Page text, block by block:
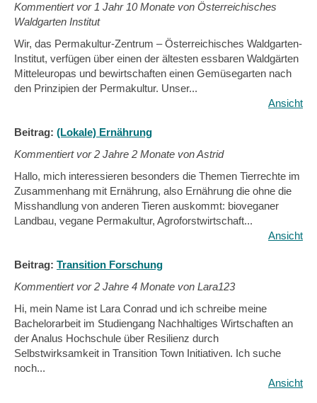
Kommentiert vor 1 Jahr 10 Monate von Österreichisches
Waldgarten Institut
Wir, das Permakultur-Zentrum – Österreichisches Waldgarten-
Institut, verfügen über einen der ältesten essbaren Waldgärten
Mitteleuropas und bewirtschaften einen Gemüsegarten nach
den Prinzipien der Permakultur. Unser...
Ansicht
Beitrag: (Lokale) Ernährung
Kommentiert vor2 Jahre 2 Monate von Astrid
Hallo, mich interessieren besonders die Themen Tierrechte im
Zusammenhang mit Ernährung, also Ernährung die ohne die
Misshandlung von anderen Tieren auskommt: bioveganer
Landbau, vegane Permakultur, Agroforstwirtschaft...
Ansicht
Beitrag: Transition Forschung
Kommentiert vor2 Jahre 4 Monate von Lara123
Hi, mein Name ist Lara Conrad und ich schreibe meine
Bachelorarbeit im Studiengang Nachhaltiges Wirtschaften an
der Analus Hochschule über Resilienz durch
Selbstwirksamkeit in Transition Town Initiativen. Ich suche
noch...
Ansicht